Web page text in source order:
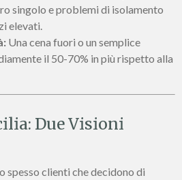
singolo e problemi di isolamento
elevati.
Una cena fuori o un semplice
il 50-70% in più rispetto alla
Due Visioni
spesso clienti che decidono di